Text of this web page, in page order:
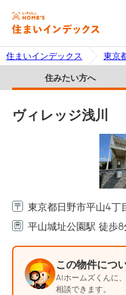
住まいインデックス 東京
住みたい方へ
ヴィレッジ浅川
東京都日野市平山4丁
平山城址公園駅 徒歩8
この物件につ
AIホームズくんに
相談できます。